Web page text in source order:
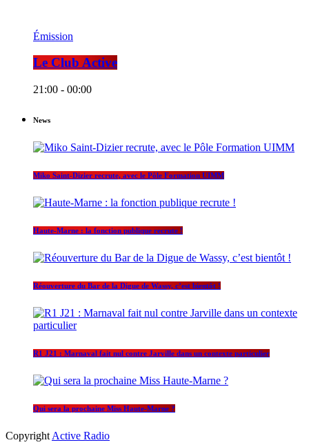
Émission
Le Club Active
21:00 - 00:00
News
Miko Saint-Dizier recrute, avec le Pôle Formation UIMM
Haute-Marne : la fonction publique recrute !
Réouverture du Bar de la Digue de Wassy, c’est bientôt !
R1 J21 : Marnaval fait nul contre Jarville dans un contexte particulier
Qui sera la prochaine Miss Haute-Marne ?
Copyright Active Radio